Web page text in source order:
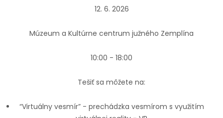
12. 6. 2026
Múzeum a Kultúrne centrum južného Zemplína
10:00 - 18:00
Tešiť sa môžete na:
“Virtuálny vesmír” - prechádzka vesmírom s využitím